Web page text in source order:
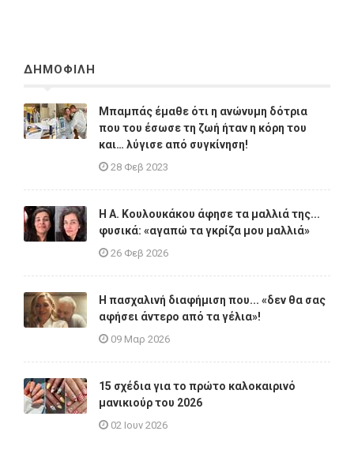
ΔΗΜΟΦΙΛΗ
Μπαμπάς έμαθε ότι η ανώνυμη δότρια
που του έσωσε τη ζωή ήταν η κόρη του
και… λύγισε από συγκίνηση!
28 Φεβ 2023
Η A. Κουλουκάκου άφησε τα μαλλιά της...
φυσικά: «αγαπώ τα γκρίζα μου μαλλιά»
26 Φεβ 2026
Η πασχαλινή διαφήμιση που... «δεν θα σας
αφήσει άντερο από τα γέλια»!
09 Μαρ 2026
15 σχέδια για το πρώτο καλοκαιρινό
μανικιούρ του 2026
02 Ιουν 2026